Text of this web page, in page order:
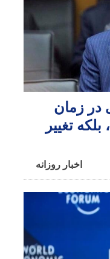
در زمان
تغییر
اخبار روزانه